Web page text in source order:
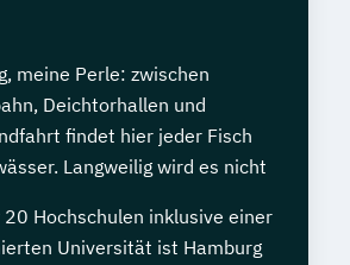
meine Perle: zwischen
Deichtorhallen und
findet hier jeder Fisch
Langweilig wird es nicht
Hochschulen inklusive einer
Universität ist Hamburg